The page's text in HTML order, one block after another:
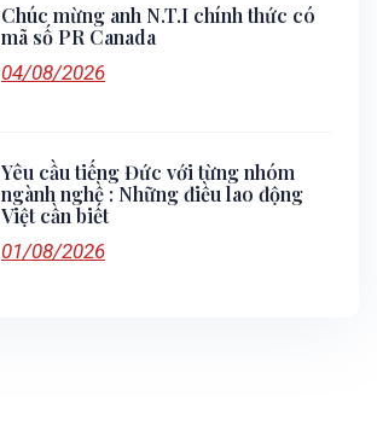
Chúc mừng anh N.T.I chính thức có
mã số PR Canada
04/08/2026
Yêu cầu tiếng Đức với từng nhóm
ngành nghề : Những điều lao động
Việt cần biết
01/08/2026